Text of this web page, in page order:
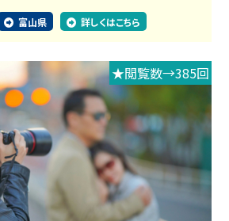
富山県 詳しくはこちら
★閲覧数→385回